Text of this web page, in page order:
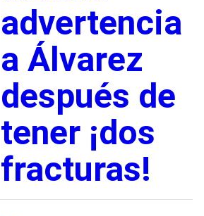
advertencia
a Álvarez
después de
tener ¡dos
fracturas!